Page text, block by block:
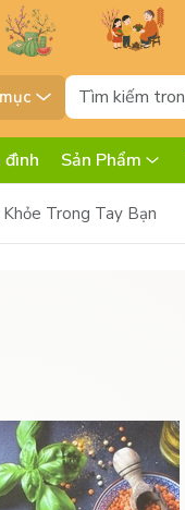
Sản Phẩm
Khỏe Trong Tay Bạn